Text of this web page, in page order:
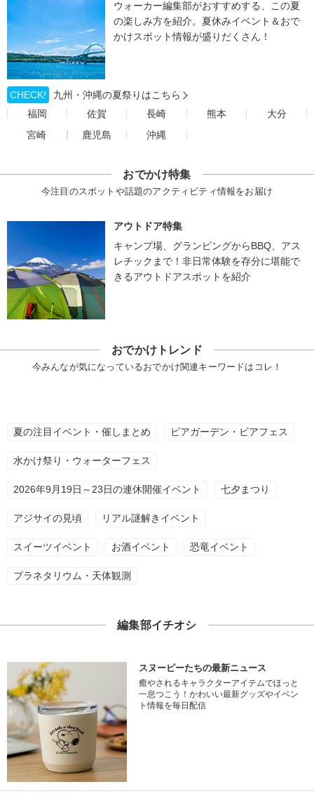
ウォーカー編集部がおすすめする、この夏
の楽しみ方を紹介。夏休みイベント＆おで
かけスポット情報が盛りだくさん！
CHECK!
九州・沖縄の夏祭りはこちら
福岡
佐賀 長崎 熊本
大分
宮崎
鹿児島 沖縄
おでかけ特集
今注目のスポットや話題のアクティビティ情報をお届け
アウトドア特集
キャンプ場、グランピングからBBQ、アス
レチックまで！非日常体験を存分に堪能で
きるアウトドアスポットを紹介
おでかけトレンド
今みんなが気になっているおでかけ関連キーワードはコレ！
夏の注目イベント・催しまとめ ビアガーデン・ビアフェス
水かけ祭り・ウォーターフェス
2026年9月19日～23日の連休開催イベント 七夕まつり
アジサイの見頃 リアル謎解きイベント
スイーツイベント お酒イベント 恐竜イベント
プラネタリウム・天体観測
編集部イチオシ
スヌーピーたちの最新ニュース
癒やされるキャラクターアイテムでほっと
一息つこう！かわいい最新グッズやイベン
ト情報を毎日配信